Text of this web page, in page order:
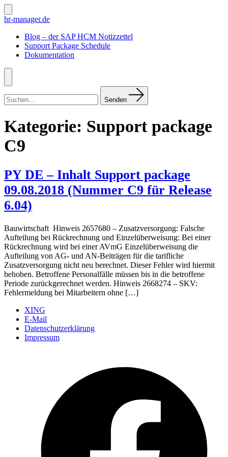
Zum
Inhalt
Suche
ein-/ausblenden
hr-manager.de
Blog – der SAP HCM Notizzettel
Support Package Schedule
Dokumentation
Menü
nach:
Senden
Kategorie: Support package
C9
PY DE – Inhalt Support package
09.08.2018 (Nummer C9 für Release
6.04)
Bauwirtschaft Hinweis 2657680 – Zusatzversorgung: Falsche
Aufteilung bei Rückrechnung und Einzelüberweisung: Bei einer
Rückrechnung wird bei einer AVmG Einzelüberweisung die
Aufteilung von AG- und AN-Beiträgen für die tarifliche
Zusatzversorgung nicht neu berechnet. Dieser Fehler wird hiermit
behoben. Betroffene Personalfälle müssen bis in die betroffene
Periode zurückgerechnet werden. Hinweis 2668274 – SKV:
Fehlermeldung bei Mitarbeitern ohne […]
XING
E-Mail
Datenschutzerklärung
Impressum